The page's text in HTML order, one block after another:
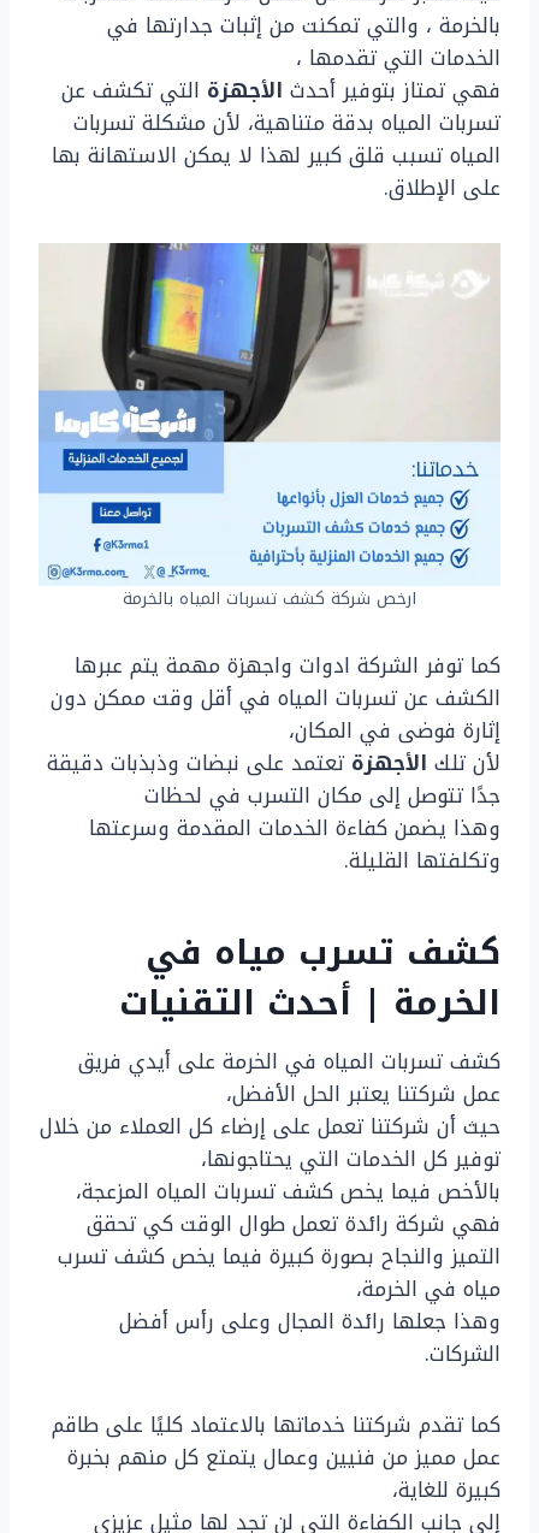
بالخرمة ، والتي تمكنت من إثبات جدارتها في
الخدمات التي تقدمها ،
فهي تمتاز بتوفير أحدث الأجهزة التي تكشف عن
تسربات المياه بدقة متناهية، لأن مشكلة تسربات
المياه تسبب قلق كبير لهذا لا يمكن الاستهانة بها
على الإطلاق.
ارخص شركة كشف تسربات المياه بالخرمة
كما توفر الشركة ادوات واجهزة مهمة يتم عبرها
الكشف عن تسربات المياه في أقل وقت ممكن دون
إثارة فوضى في المكان،
لأن تلك الأجهزة تعتمد على نبضات وذبذبات دقيقة
جدًا تتوصل إلى مكان التسرب في لحظات
وهذا يضمن كفاءة الخدمات المقدمة وسرعتها
وتكلفتها القليلة.
كشف تسرب مياه في
الخرمة | أحدث التقنيات
كشف تسربات المياه في الخرمة على أيدي فريق
عمل شركتنا يعتبر الحل الأفضل،
حيث أن شركتنا تعمل على إرضاء كل العملاء من خلال
توفير كل الخدمات التي يحتاجونها،
بالأخص فيما يخص كشف تسربات المياه المزعجة،
فهي شركة رائدة تعمل طوال الوقت كي تحقق
التميز والنجاح بصورة كبيرة فيما يخص كشف تسرب
مياه في الخرمة،
وهذا جعلها رائدة المجال وعلى رأس أفضل
الشركات.
كما تقدم شركتنا خدماتها بالاعتماد كليًا على طاقم
عمل مميز من فنيين وعمال يتمتع كل منهم بخبرة
كبيرة للغاية،
إلى جانب الكفاءة التي لن تجد لها مثيل عزيزي